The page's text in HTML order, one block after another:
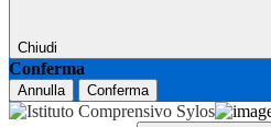
Chiudi
Conferma
Annulla Conferma